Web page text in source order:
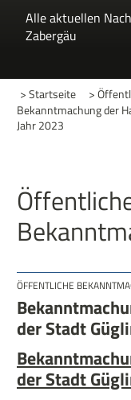
Alle aktuellen
Zabergäu
> Startseite >
Bekanntmachung der
Jahr 2023
ÖFFENTLICHE
der Stadt
der Stadt